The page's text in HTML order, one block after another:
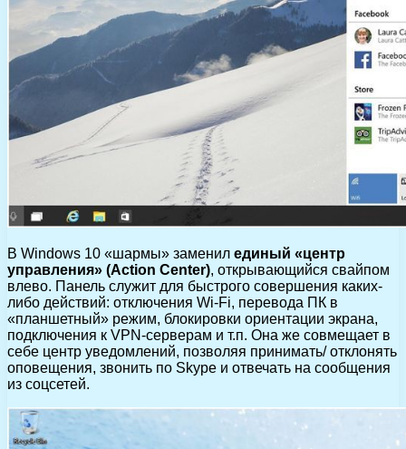
В Windows 10 «шармы» заменил единый «центр
управления» (Action Center), открывающийся свайпом
влево. Панель служит для быстрого совершения каких-
либо действий: отключения Wi-Fi, перевода ПК в
«планшетный» режим, блокировки ориентации экрана,
подключения к VPN-серверам и т.п. Она же совмещает в
себе центр уведомлений, позволяя принимать/ отклонять
оповещения, звонить по Skype и отвечать на сообщения
из соцсетей.